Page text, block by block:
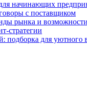
начинающих
с поставщиком
рынка и возможности
стратегии
подборка для уютного